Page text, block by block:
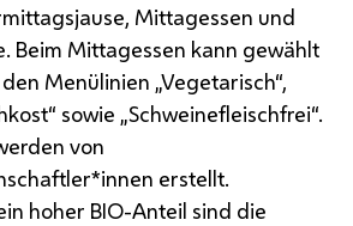
Mittagessen und
Beim Mittagessen kann gewählt
Menülinien „Vegetarisch“,
sowie „Schweinefleischfrei“.
von
erstellt.
hoher BIO-Anteil sind die